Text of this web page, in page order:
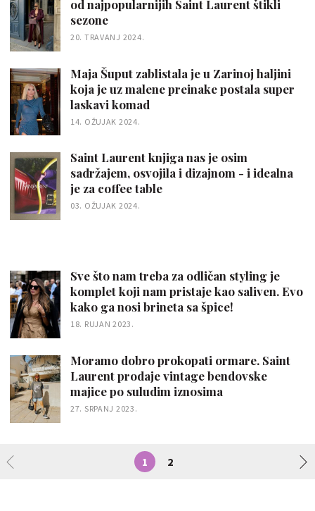
od najpopularnijih Saint Laurent štikli
sezone
20. TRAVANJ 2024.
Maja Šuput zablistala je u Zarinoj haljini
koja je uz malene preinake postala super
laskavi komad
14. OŽUJAK 2024.
Saint Laurent knjiga nas je osim
sadržajem, osvojila i dizajnom - i idealna
je za coffee table
03. OŽUJAK 2024.
Sve što nam treba za odličan styling je
komplet koji nam pristaje kao saliven. Evo
kako ga nosi brineta sa špice!
18. RUJAN 2023.
Moramo dobro prokopati ormare. Saint
Laurent prodaje vintage bendovske
majice po suludim iznosima
27. SRPANJ 2023.
1 2